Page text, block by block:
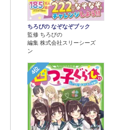
ちろぴの なぞなぞブック
監修 ちろぴの
編集 株式会社スリーシーズ
ン
4位